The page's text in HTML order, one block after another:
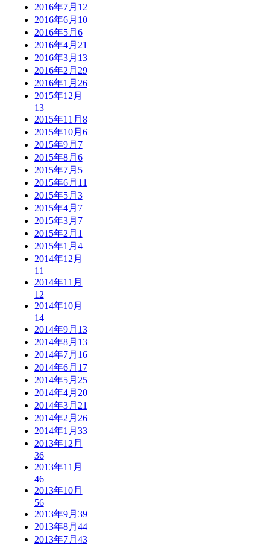
2016年7月 12
2016年6月 10
2016年5月 6
2016年4月 21
2016年3月 13
2016年2月 29
2016年1月 26
2015年12月
13
2015年11月 8
2015年10月 6
2015年9月 7
2015年8月 6
2015年7月 5
2015年6月 11
2015年5月 3
2015年4月 7
2015年3月 7
2015年2月 1
2015年1月 4
2014年12月
11
2014年11月
12
2014年10月
14
2014年9月 13
2014年8月 13
2014年7月 16
2014年6月 17
2014年5月 25
2014年4月 20
2014年3月 21
2014年2月 26
2014年1月 33
2013年12月
36
2013年11月
46
2013年10月
56
2013年9月 39
2013年8月 44
2013年7月 43